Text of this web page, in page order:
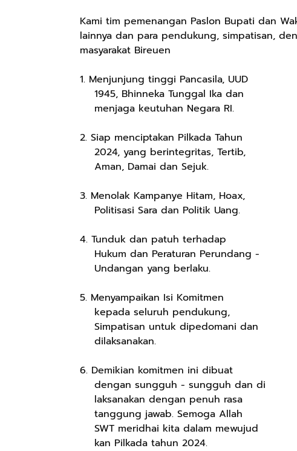
Kami tim pemenangan Paslon Bupati dan
lainnya dan para pendukung, simpatisan,
masyarakat Bireuen
1. Menjunjung tinggi Pancasila, UUD
1945, Bhinneka Tunggal Ika dan
menjaga keutuhan Negara RI.
2. Siap menciptakan Pilkada Tahun
2024, yang berintegritas, Tertib,
Aman, Damai dan Sejuk.
3. Menolak Kampanye Hitam, Hoax,
Politisasi Sara dan Politik Uang.
4. Tunduk dan patuh terhadap
Hukum dan Peraturan Perundang -
Undangan yang berlaku.
5. Menyampaikan Isi Komitmen
kepada seluruh pendukung,
Simpatisan untuk dipedomani dan
dilaksanakan.
6. Demikian komitmen ini dibuat
dengan sungguh - sungguh dan di
laksanakan dengan penuh rasa
tanggung jawab. Semoga Allah
SWT meridhai kita dalam mewujud
kan Pilkada tahun 2024.